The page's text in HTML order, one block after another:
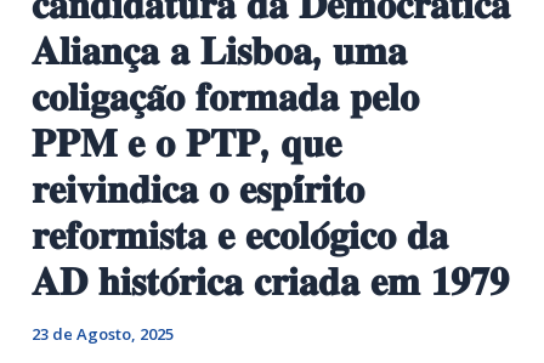
𝐀𝐥𝐢𝐚𝐧𝐜̧𝐚 𝐚 𝐋𝐢𝐬𝐛𝐨𝐚, 𝐮𝐦𝐚
𝐜𝐨𝐥𝐢𝐠𝐚𝐜̧𝐚̃𝐨 𝐟𝐨𝐫𝐦𝐚𝐝𝐚 𝐩𝐞𝐥𝐨
𝐏𝐏𝐌 𝐞 𝐨 𝐏𝐓𝐏, 𝐪𝐮𝐞
𝐫𝐞𝐢𝐯𝐢𝐧𝐝𝐢𝐜𝐚 𝐨 𝐞𝐬𝐩𝐢́𝐫𝐢𝐭𝐨
𝐫𝐞𝐟𝐨𝐫𝐦𝐢𝐬𝐭𝐚 𝐞 𝐞𝐜𝐨𝐥𝐨́𝐠𝐢𝐜𝐨 𝐝𝐚
𝐀𝐃 𝐡𝐢𝐬𝐭𝐨́𝐫𝐢𝐜𝐚 𝐜𝐫𝐢𝐚𝐝𝐚 𝐞𝐦 𝟏𝟗𝟕𝟗
23 de Agosto, 2025